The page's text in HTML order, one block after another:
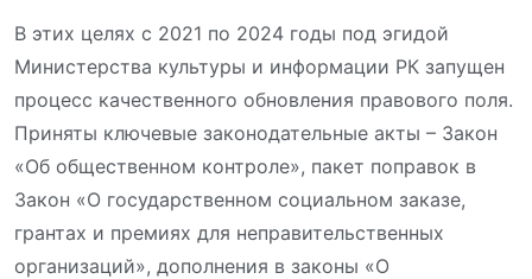
В этих целях с 2021 по 2024 годы под эгидой
Министерства культуры и информации РК запущен
процесс качественного обновления правового поля.
Приняты ключевые законодательные акты – Закон
«Об общественном контроле», пакет поправок в
Закон «О государственном социальном заказе,
грантах и премиях для неправительственных
организаций», дополнения в законы «О